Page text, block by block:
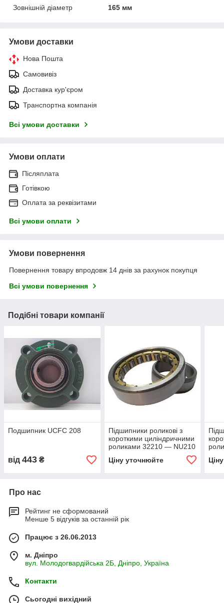
Зовнішній діаметр
165 мм
Умови доставки
Нова Пошта
Самовивіз
Доставка кур'єром
Транспортна компанія
Всі умови доставки
Умови оплати
Післяплата
Готівкою
Оплата за реквізитами
Всі умови оплати
Умови повернення
Повернення товару впродовж 14 днів за рахунок покупця
Всі умови повернення
Подібні товари компанії
Подшипник UCFC 208
від 443 ₴
Підшипники роликові з
короткими циліндричними
роликами 32210 — NU210
Ціну уточнюйте
Про нас
Рейтинг не сформований
Менше 5 відгуків за останній рік
Працює з 26.06.2013
м. Дніпро
вул. Молодогвардійська 2Б, Дніпро, Україна
Контакти
Сьогодні вихідний